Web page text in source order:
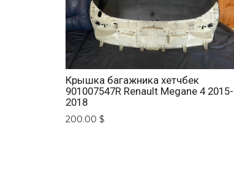
Крышка багажника хетчбек
901007547R Renault Megane 4 2015-
2018
200.00 $